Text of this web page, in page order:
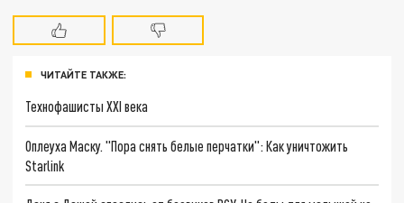
ЧИТАЙТЕ ТАКЖЕ:
Технофашисты XXI века
Оплеуха Маску. "Пора снять белые перчатки": Как уничтожить
Starlink